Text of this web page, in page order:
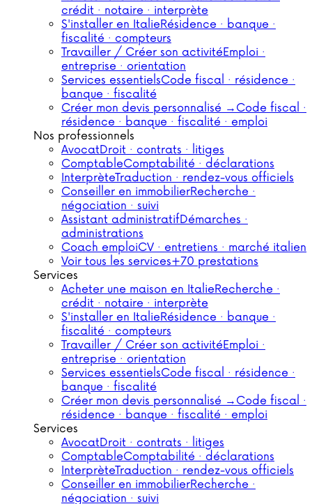
crédit · notaire · interprète
S'installer en ItalieRésidence · banque ·
fiscalité · compteurs
Travailler / Créer son activitéEmploi ·
entreprise · orientation
Services essentielsCode fiscal · résidence ·
banque · fiscalité
Créer mon devis personnalisé → Code fiscal ·
résidence · banque · fiscalité · emploi
Nos professionnels
AvocatDroit · contrats · litiges
ComptableComptabilité · déclarations
InterprèteTraduction · rendez-vous officiels
Conseiller en immobilierRecherche ·
négociation · suivi
Assistant administratifDémarches ·
administrations
Coach emploiCV · entretiens · marché italien
Voir tous les services+70 prestations
Services
Acheter une maison en ItalieRecherche ·
crédit · notaire · interprète
S'installer en ItalieRésidence · banque ·
fiscalité · compteurs
Travailler / Créer son activitéEmploi ·
entreprise · orientation
Services essentielsCode fiscal · résidence ·
banque · fiscalité
Créer mon devis personnalisé → Code fiscal ·
résidence · banque · fiscalité · emploi
Services
AvocatDroit · contrats · litiges
ComptableComptabilité · déclarations
InterprèteTraduction · rendez-vous officiels
Conseiller en immobilierRecherche ·
négociation · suivi